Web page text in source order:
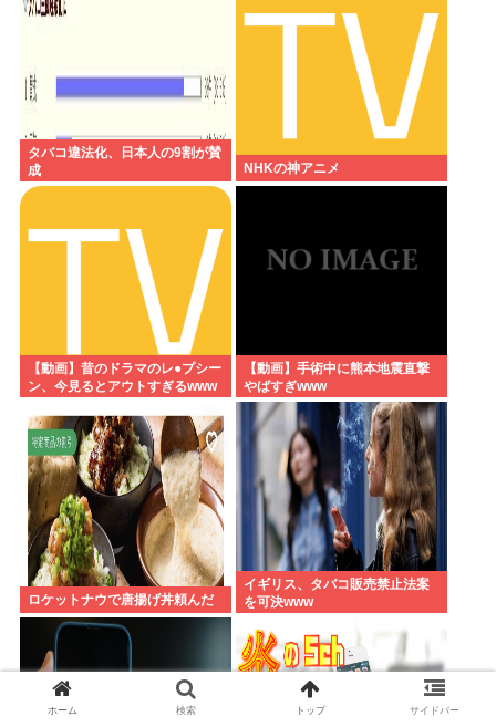
タバコ違法化、日本人の9割が賛
成
NHKの神アニメ
【動画】昔のドラマのレ●プシー
ン、今見るとアウトすぎるwww
【動画】手術中に熊本地震直撃
やばすぎwww
ロケットナウで唐揚げ丼頼んだ
イギリス、タバコ販売禁止法案
を可決www
ホーム 検索 トップ サイドバー